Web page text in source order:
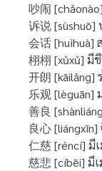
吵闹
诉说 [sùshuō]
会话 [huìhuà]
栩栩 [xǔxǔ] มี
开朗 [kāilǎng]
乐观 [lèguān]
善良
良心 [liángxīn]
仁慈 [réncí] มี
慈悲 [cíbēi] มี